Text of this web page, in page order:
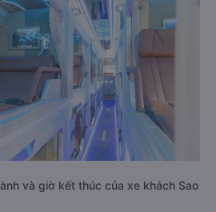
và giờ kết thúc của xe khách Sao